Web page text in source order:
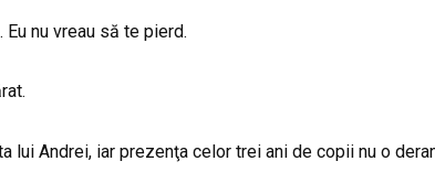
nu vreau să te pierd.
Andrei, iar prezenţa celor trei ani de copii nu o